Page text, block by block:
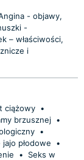
- objawy,
-
– właściwości,
i
ciążowy •
brzusznej •
•
jajo płodowe
•
•
Seks w